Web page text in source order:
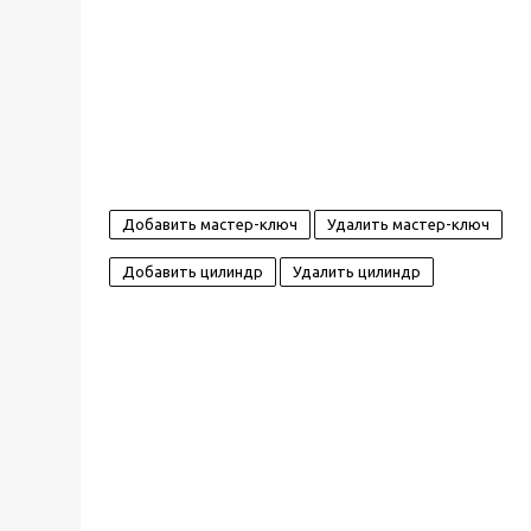
Добавить мастер-ключ Удалить мастер-ключ
Добавить цилиндр Удалить цилиндр